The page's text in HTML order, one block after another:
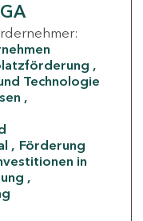
Technologie
Förderung
in